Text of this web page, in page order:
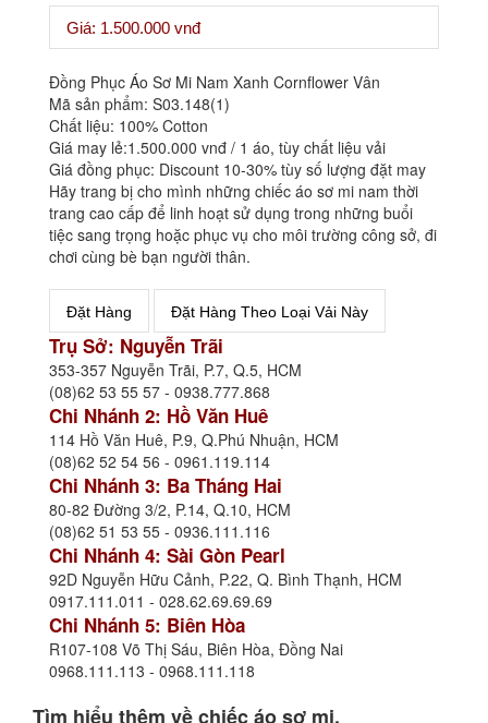
Giá: 1.500.000 vnđ
Đồng Phục Áo Sơ Mi Nam Xanh Cornflower Vân
Mã sản phẩm: S03.148(1)
Chất liệu: 100% Cotton
Giá may lẻ:1.500.000 vnđ / 1 áo, tùy chất liệu vải
Giá đồng phục: Discount 10-30% tùy số lượng đặt may
Hãy trang bị cho mình những chiếc áo sơ mi nam thời
trang cao cấp để linh hoạt sử dụng trong những buổi
tiệc sang trọng hoặc phục vụ cho môi trường công sở, đi
chơi cùng bè bạn người thân.
Trụ Sở: Nguyễn Trãi
353-357 Nguyễn Trãi, P.7, Q.5, HCM
(08)62 53 55 57 - 0938.777.868
Chi Nhánh 2: Hồ Văn Huê
114 Hồ Văn Huê, P.9, Q.Phú Nhuận, HCM
(08)62 52 54 56 - 0961.119.114
Chi Nhánh 3: Ba Tháng Hai
80-82 Đường 3/2, P.14, Q.10, HCM
(08)62 51 53 55 - 0936.111.116
Chi Nhánh 4: Sài Gòn Pearl
92D Nguyễn Hữu Cảnh, P.22, Q. Bình Thạnh, HCM
0917.111.011 - 028.62.69.69.69
Chi Nhánh 5: Biên Hòa
R107-108 Võ Thị Sáu, Biên Hòa, Đồng Nai
0968.111.113 - 0968.111.118
Tìm hiểu thêm về chiếc áo sơ mi.